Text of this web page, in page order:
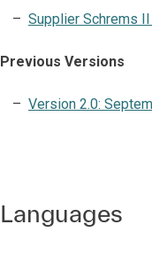
Supplier Schrems II
Previous Versions
Version 2.0:
Languages